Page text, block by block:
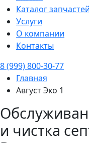
Каталог запчастей
Услуги
О компании
Контакты
8 (999) 800-30-77
Главная
Август Эко 1
и чистка